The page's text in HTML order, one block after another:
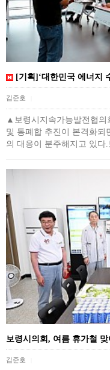
[기획]‘대한민국 에너지
김준호
▲보령시지속가능발전협의
및 통폐합 추진이 본격화되
의 대응이 분주해지고 있
보령시의회, 여름 휴가철
김준호